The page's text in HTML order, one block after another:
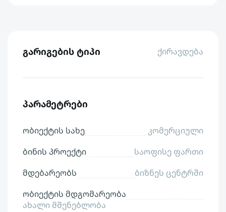
გარიგების ტიპი ქირავდება
პარამეტრები
ობიექტის სახე
კომერციული
ბინის პროექტი
საოფისე ფართი
მდებარეობს
ბიზნეს ცენტრში
ობიექტის მდგომარეობა
ახალი მშენებლობა